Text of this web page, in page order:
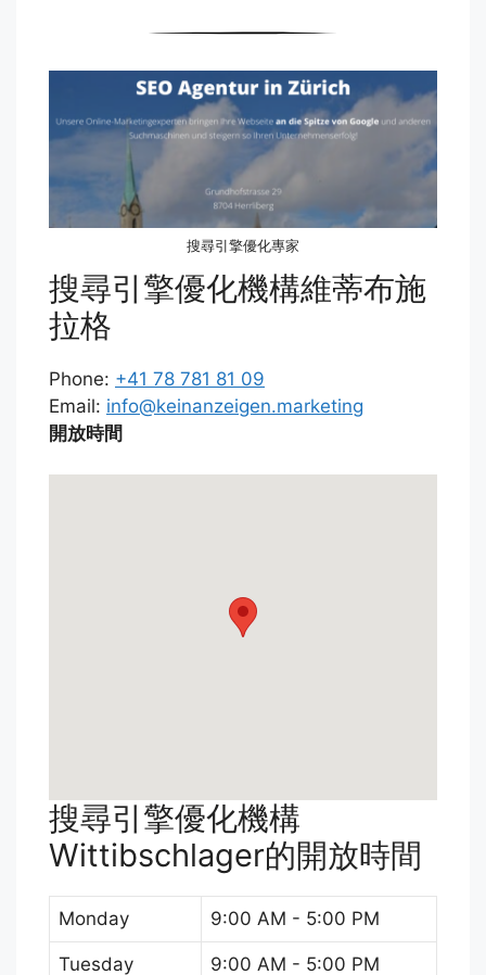
搜尋引擎優化專家
搜尋引擎優化機構維蒂布施
拉格
Phone: +41 78 781 81 09
Email: info@keinanzeigen.marketing
開放時間
搜尋引擎優化機構
Wittibschlager的開放時間
Monday 9:00 AM - 5:00 PM
Tuesday 9:00 AM - 5:00 PM